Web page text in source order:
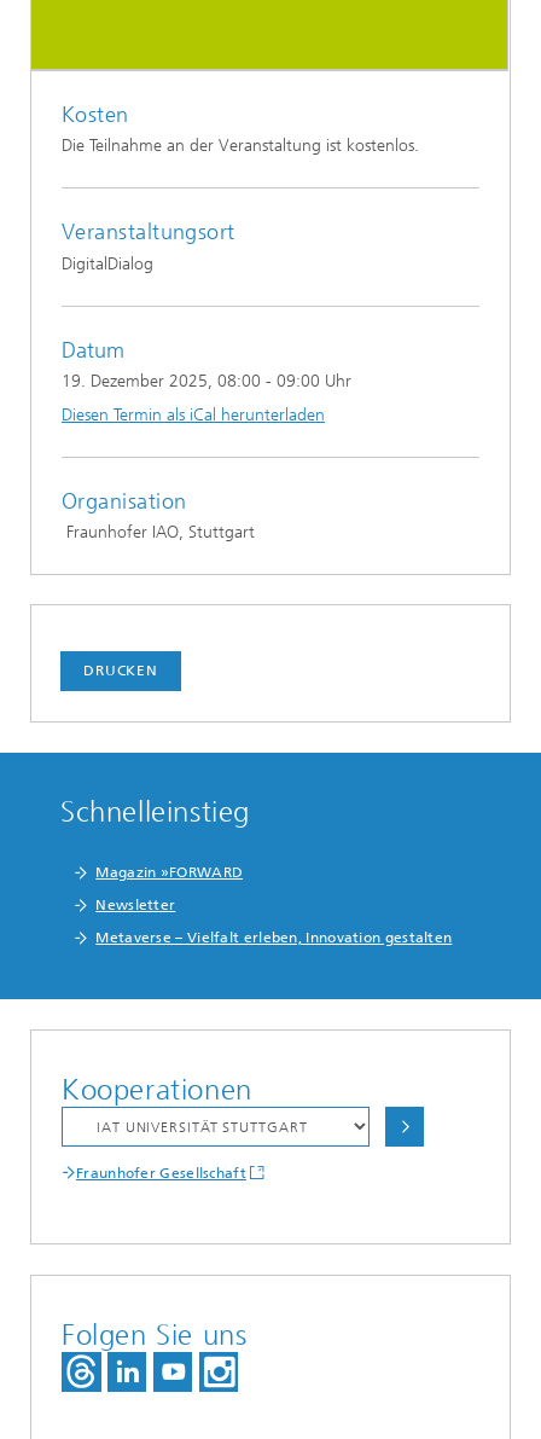
Kosten
Die Teilnahme an der Veranstaltung ist kostenlos.
Veranstaltungsort
DigitalDialog
Datum
19. Dezember 2025, 08:00 - 09:00 Uhr
Diesen Termin als iCal herunterladen
Organisation
Fraunhofer IAO, Stuttgart
DRUCKEN
Schnelleinstieg
Magazin »FORWARD
Newsletter
Metaverse – Vielfalt erleben, Innovation gestalten
Kooperationen
Fraunhofer Gesellschaft
Folgen Sie uns